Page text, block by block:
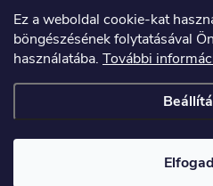
Ez a weboldal cookie-kat
böngészésének folytatásával
használatába. További
Shoptet
Copyright 2026